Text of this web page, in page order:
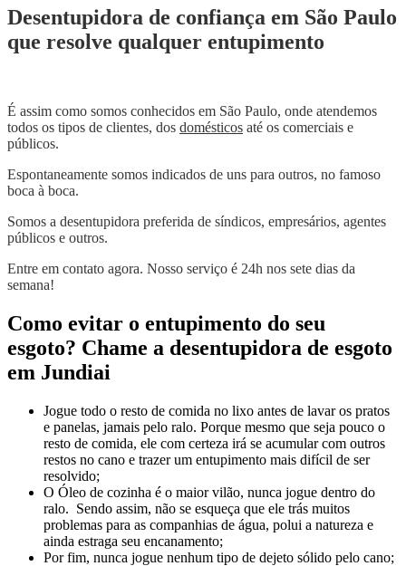
Desentupidora de confiança em São Paulo
que resolve qualquer entupimento
É assim como somos conhecidos em São Paulo, onde atendemos
todos os tipos de clientes, dos domésticos até os comerciais e
públicos.
Espontaneamente somos indicados de uns para outros, no famoso
boca à boca.
Somos a desentupidora preferida de síndicos, empresários, agentes
públicos e outros.
Entre em contato agora. Nosso serviço é 24h nos sete dias da
semana!
Como evitar o entupimento do seu
esgoto? Chame a desentupidora de esgoto
em Jundiai
Jogue todo o resto de comida no lixo antes de lavar os pratos
e panelas, jamais pelo ralo. Porque mesmo que seja pouco o
resto de comida, ele com certeza irá se acumular com outros
restos no cano e trazer um entupimento mais difícil de ser
resolvido;
O Óleo de cozinha é o maior vilão, nunca jogue dentro do
ralo. Sendo assim, não se esqueça que ele trás muitos
problemas para as companhias de água, polui a natureza e
ainda estraga seu encanamento;
Por fim, nunca jogue nenhum tipo de dejeto sólido pelo cano;